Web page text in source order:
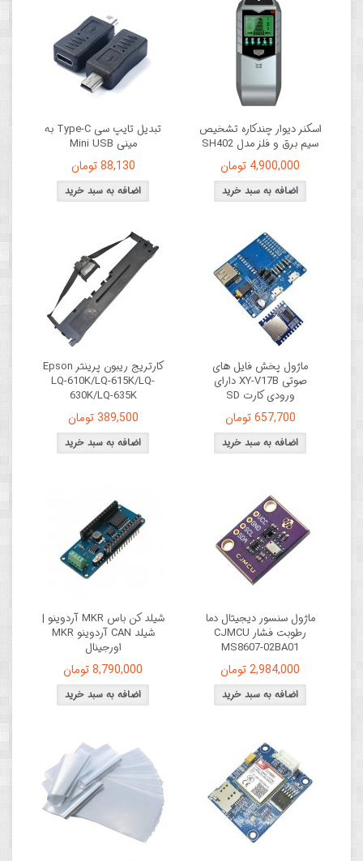
اسکنر دیوار چندکاره تشخیص
سیم برق و فلز مدل SH402
4,900,000 تومان
تبدیل تایپ سی Type-C به
مینی Mini USB
88,130 تومان
ماژول پخش فایل های
صوتی XY-V17B دارای
ورودی کارت SD
657,700 تومان
کارتریج ریبون پرینتر Epson
LQ-610K/LQ-615K/LQ-
630K/LQ-635K
389,500 تومان
ماژول سنسور دیجیتال دما
رطوبت فشار CJMCU
MS8607-02BA01
2,984,000 تومان
شیلد کن باس MKR آردوینو |
شیلد CAN آردوینو MKR
اورجینال
8,790,000 تومان